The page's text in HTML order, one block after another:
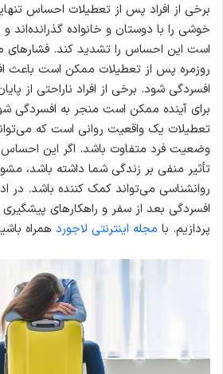
برخی از افراد پس از تعطیلات احساس
خوشی را با دوستان و خانواده
است این احساس را تشدید کند. فشارهای
روزمره پس از تعطیلات ممکن است باعث
افسردگی شود. برخی از افراد ناراحتی از
برای آینده ممکن است منجر به افسردگی
تعطیلات یک واقعیت روانی است که
وضعیت فرد متفاوت باشد. اگر این
تأثیر منفی بر زندگی شما داشته باشد،
روانشناسی می‌تواند کمک کننده باشد. در
افسردگی بعد از سفر و راهکارهای
پردازیم. با مجله اینترنتی لاجورد همراه